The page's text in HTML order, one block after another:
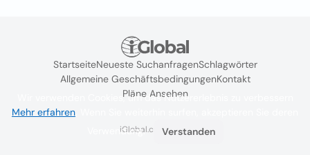
StartseiteNeueste SuchanfragenSchlagwörter
Allgemeine GeschäftsbedingungenKontakt
Pläne Ansehen
iGlobal.co @ 2024
Wir verwenden Cookies, um das Nutzererlebnis zu verbessern
Mehr erfahren
Verwendung.
Verstanden